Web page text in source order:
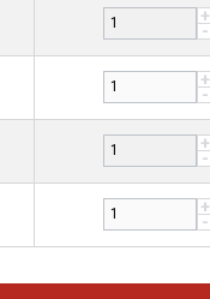
+
-
+
-
+
-
+
-